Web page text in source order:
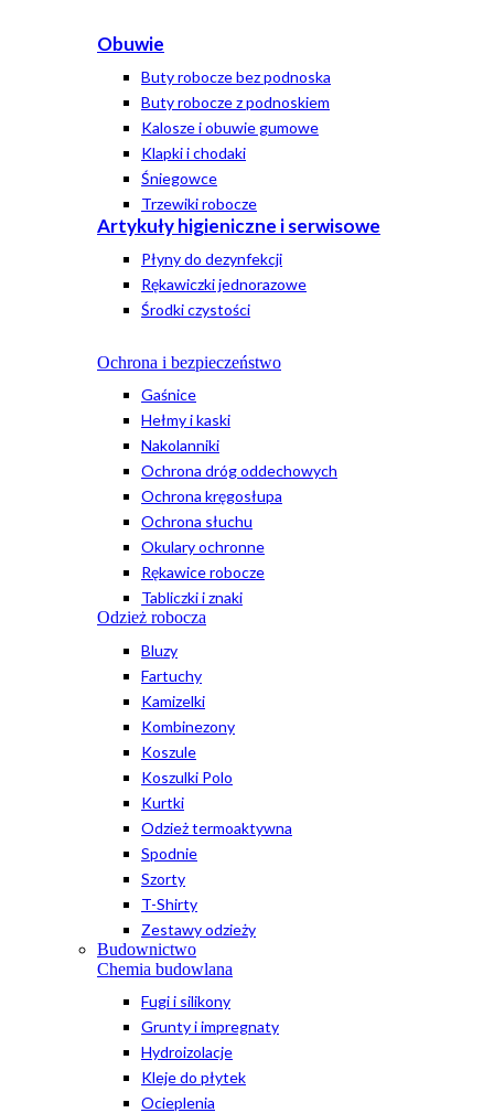
Obuwie
Buty robocze bez podnoska
Buty robocze z podnoskiem
Kalosze i obuwie gumowe
Klapki i chodaki
Śniegowce
Trzewiki robocze
Artykuły higieniczne i serwisowe
Płyny do dezynfekcji
Rękawiczki jednorazowe
Środki czystości
Ochrona i bezpieczeństwo
Gaśnice
Hełmy i kaski
Nakolanniki
Ochrona dróg oddechowych
Ochrona kręgosłupa
Ochrona słuchu
Okulary ochronne
Rękawice robocze
Tabliczki i znaki
Odzież robocza
Bluzy
Fartuchy
Kamizelki
Kombinezony
Koszule
Koszulki Polo
Kurtki
Odzież termoaktywna
Spodnie
Szorty
T-Shirty
Zestawy odzieży
Budownictwo
Chemia budowlana
Fugi i silikony
Grunty i impregnaty
Hydroizolacje
Kleje do płytek
Ocieplenia